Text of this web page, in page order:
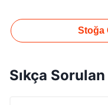
Stoğa
Sıkça